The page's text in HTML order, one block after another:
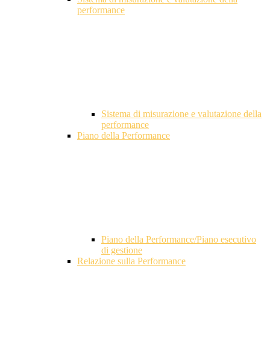
performance
Sistema di misurazione e valutazione della
performance
Piano della Performance
Piano della Performance/Piano esecutivo
di gestione
Relazione sulla Performance